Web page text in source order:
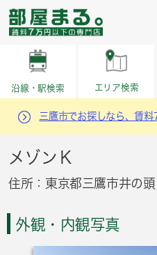
沿線・駅検索 エリア検索
三鷹市でお探しなら、賃料
メゾンＫ
住所：東京都三鷹市井の
外観・内観写真